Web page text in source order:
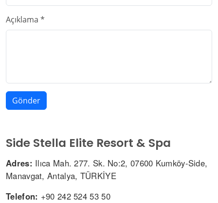
Açıklama *
Gönder
Side Stella Elite Resort & Spa
Adres: Ilıca Mah. 277. Sk. No:2, 07600 Kumköy-Side,
Manavgat, Antalya, TÜRKİYE
Telefon: +90 242 524 53 50